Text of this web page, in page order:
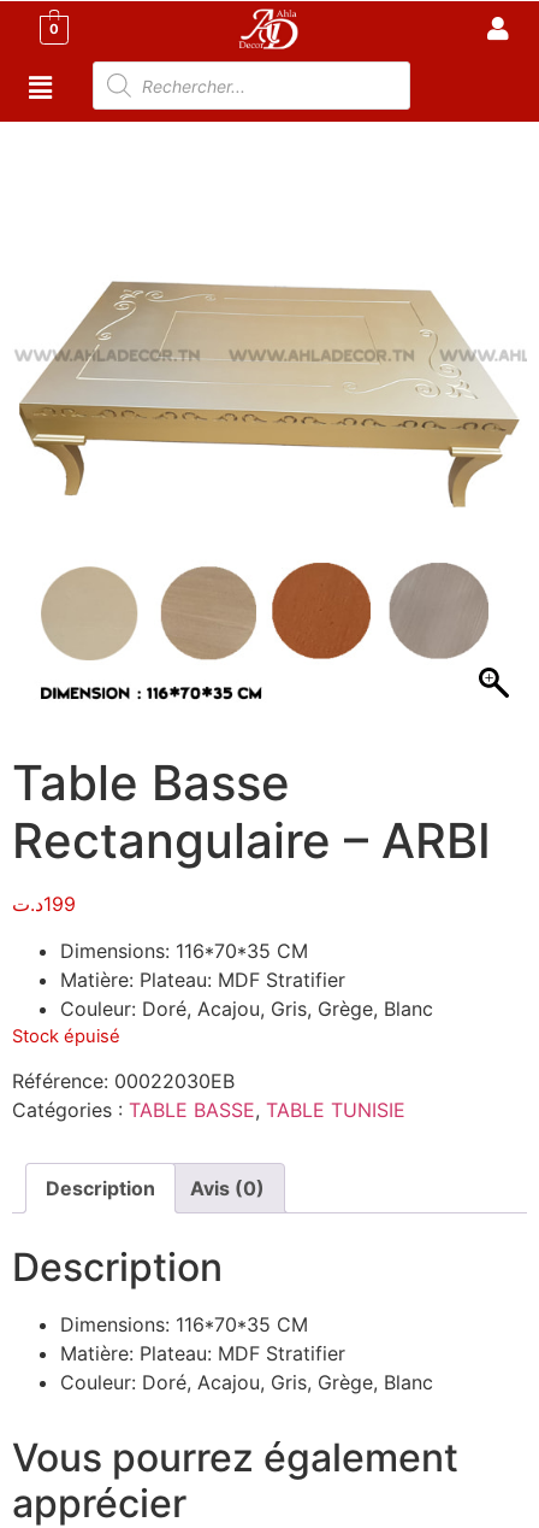
0
Table Basse
Rectangulaire – ARBI
199د.ت
Dimensions: 116*70*35 CM
Matière: Plateau: MDF Stratifier
Couleur: Doré, Acajou, Gris, Grège, Blanc
Stock épuisé
Référence: 00022030EB
Catégories : TABLE BASSE, TABLE TUNISIE
Description Avis (0)
Description
Dimensions: 116*70*35 CM
Matière: Plateau: MDF Stratifier
Couleur: Doré, Acajou, Gris, Grège, Blanc
Vous pourrez également
apprécier